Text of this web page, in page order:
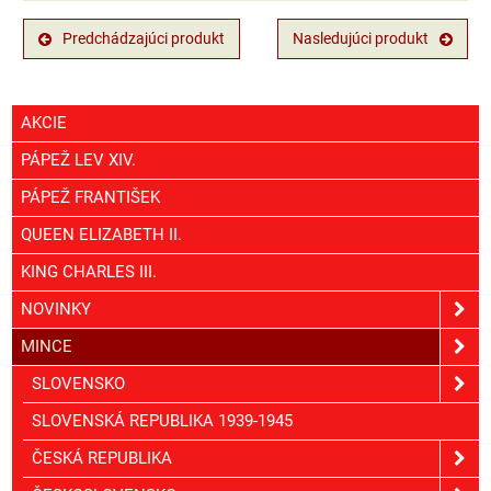
Predchádzajúci produkt Nasledujúci produkt
AKCIE
PÁPEŽ LEV XIV.
PÁPEŽ FRANTIŠEK
QUEEN ELIZABETH II.
KING CHARLES III.
NOVINKY
MINCE
SLOVENSKO
SLOVENSKÁ REPUBLIKA 1939-1945
ČESKÁ REPUBLIKA